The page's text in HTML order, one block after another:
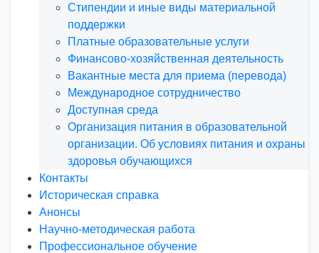
Стипендии и иные виды материальной
поддержки
Платные образовательные услуги
Финансово-хозяйственная деятельность
Вакантные места для приема (перевода)
Международное сотрудничество
Доступная среда
Организация питания в образовательной
организации. Об условиях питания и охраны
здоровья обучающихся
Контакты
Историческая справка
Анонсы
Научно-методическая работа
Профессиональное обучение